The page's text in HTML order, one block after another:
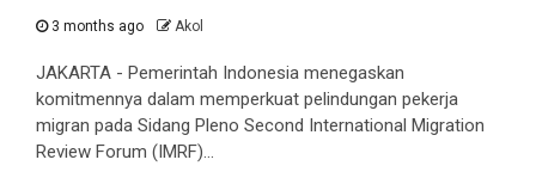
3 months ago Akol
JAKARTA - Pemerintah Indonesia menegaskan
komitmennya dalam memperkuat pelindungan pekerja
migran pada Sidang Pleno Second International Migration
Review Forum (IMRF)...